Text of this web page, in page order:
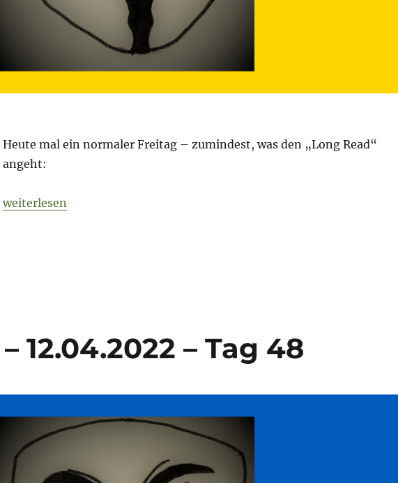
Heute mal ein normaler Freitag – zumindest, was den „Long Read“
angeht:
„Fog of War – 24. Juni 2022 – Tag 121“
weiterlesen
12.04.2022 – Tag 48